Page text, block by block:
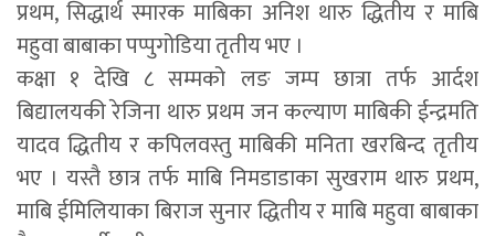
प्रथम, सिद्धार्थ स्मारक माबिका अनिश थारु द्धितीय र माबि
महुवा बाबाका पप्पुगोडिया तृतीय भए ।
कक्षा १ देखि ८ सम्मको लङ जम्प छात्रा तर्फ आर्दश
बिद्यालयकी रेजिना थारु प्रथम जन कल्याण माबिकी ईन्द्रमति
यादव द्धितीय र कपिलवस्तु माबिकी मनिता खरबिन्द तृतीय
भए । यस्तै छात्र तर्फ माबि निमडाडाका सुखराम थारु प्रथम,
माबि ईमिलियाका बिराज सुनार द्धितीय र माबि महुवा बाबाका